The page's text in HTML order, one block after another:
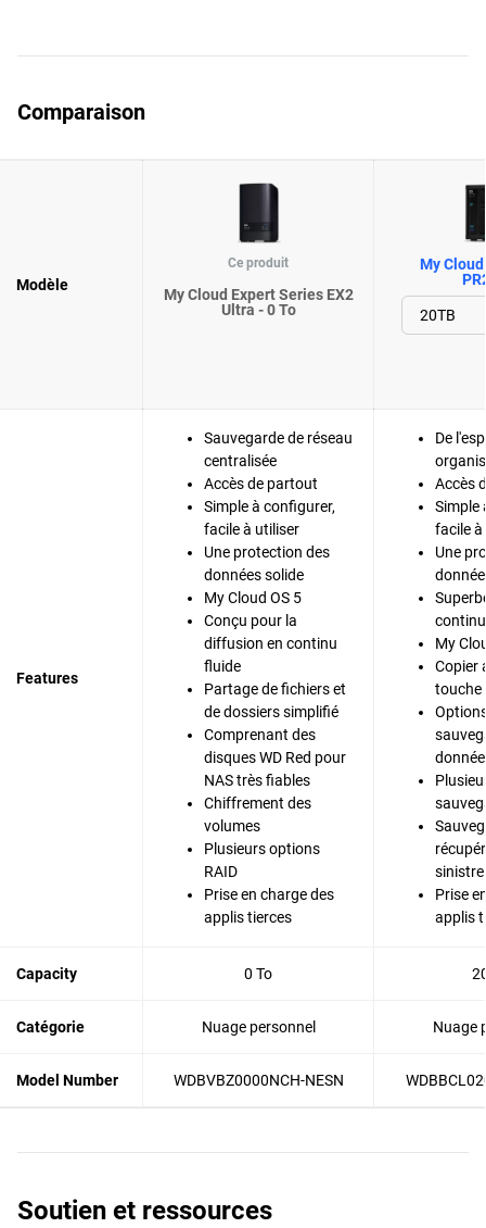
Comparaison
Modèle
Ce produit
My Cloud Expert Series EX2
Ultra - 0 To
My
Features
Sauvegarde de réseau
centralisée
Accès de partout
Simple à configurer,
facile à utiliser
Une protection des
données solide
My Cloud OS 5
Conçu pour la
diffusion en continu
fluide
Partage de fichiers et
de dossiers simplifié
Comprenant des
disques WD Red pour
NAS très fiables
Chiffrement des
volumes
Plusieurs options
RAID
Prise en charge des
applis tierces
De
Accès
Simple
facile
Une
continu
My
Copier
touche
sinistre
Prise
applis
Capacity 0 To
Catégorie Nuage personnel Nuage
Model Number WDBVBZ0000NCH-NESN
Soutien et ressources